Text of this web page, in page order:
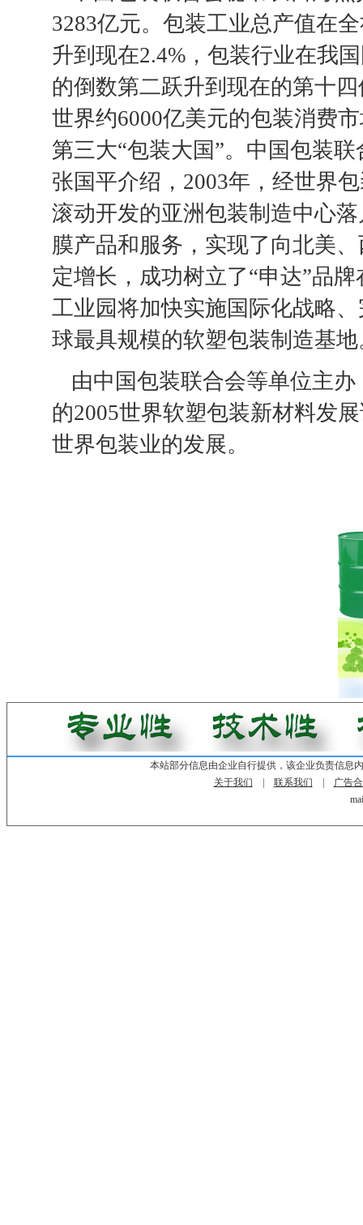
3283亿元。包装工业总产值在
升到现在2.4%，包装行业在我
的倒数第二跃升到现在的第十
世界约6000亿美元的包装消费
第三大“包装大国”。中国包装
张国平介绍，2003年，经世界
滚动开发的亚洲包装制造中心
膜产品和服务，实现了向北美
定增长，成功树立了“申达”品
工业园将加快实施国际化战略
球最具规模的软塑包装制造基地
由中国包装联合会等单位主
的2005世界软塑包装新材料发
世界包装业的发展。
本站部分信息由企业自行提供，该企业负责信息
关于我们
联系我们
广告